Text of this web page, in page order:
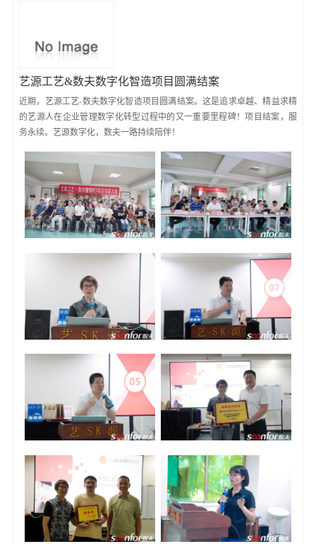
艺源工艺&数夫数字化智造项目圆满结案
近期，艺源工艺-数夫数字化智造项目圆满结案。这是追求卓越、精益求精
的艺源人在企业管理数字化转型过程中的又一重要里程碑！项目结案，服
务永续。艺源数字化，数夫一路持续陪伴！